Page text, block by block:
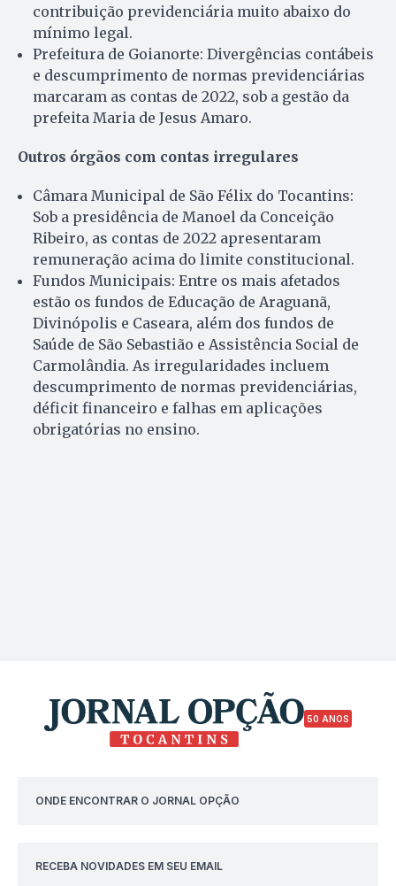
contribuição previdenciária muito abaixo do
mínimo legal.
Prefeitura de Goianorte: Divergências contábeis
e descumprimento de normas previdenciárias
marcaram as contas de 2022, sob a gestão da
prefeita Maria de Jesus Amaro.
Outros órgãos com contas irregulares
Câmara Municipal de São Félix do Tocantins:
Sob a presidência de Manoel da Conceição
Ribeiro, as contas de 2022 apresentaram
remuneração acima do limite constitucional.
Fundos Municipais: Entre os mais afetados
estão os fundos de Educação de Araguanã,
Divinópolis e Caseara, além dos fundos de
Saúde de São Sebastião e Assistência Social de
Carmolândia. As irregularidades incluem
descumprimento de normas previdenciárias,
déficit financeiro e falhas em aplicações
obrigatórias no ensino.
50 ANOS
ONDE ENCONTRAR O JORNAL OPÇÃO
RECEBA NOVIDADES EM SEU EMAIL